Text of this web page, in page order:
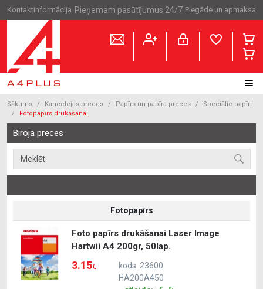
Kontaktinformācija Pieņemam pasūtījumus 24/7 Piegāde un apmaksa
Sākums Kancelejas preces Papīrs un papīra preces
Speciālie papīri
Fotopapīrs drukāšanai
Biroja preces
Fotopapīrs
Foto papīrs drukāšanai Laser Image
Hartwii A4 200gr, 50lap.
3.15€
kods: 23600
HA200A450